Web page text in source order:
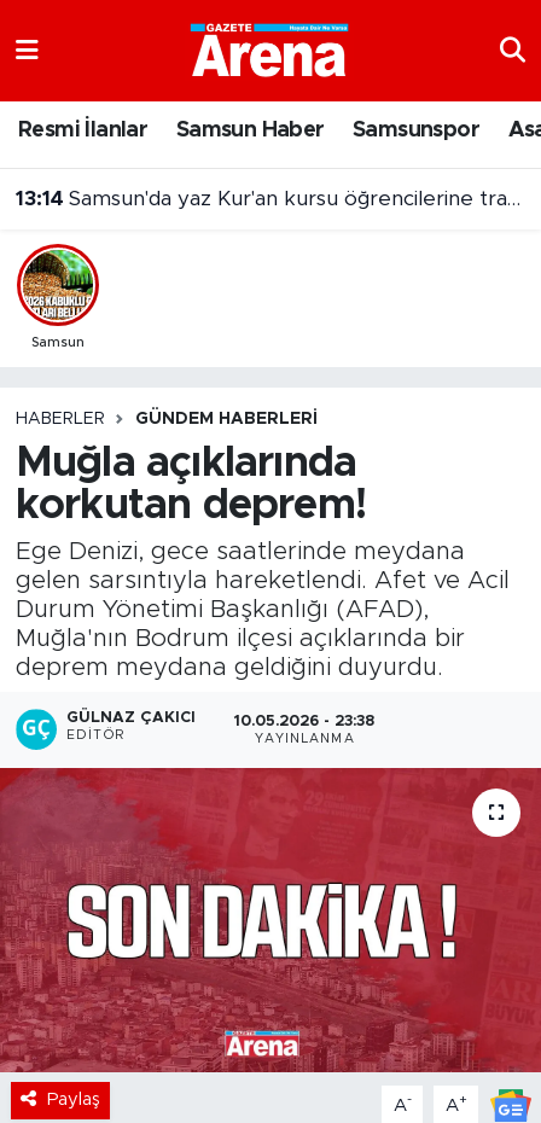
Resmi İlanlar Samsun Haber Samsunspor
13:14 Samsun'da yaz Kur'an kursu öğrencilerine trafik eğitimi
Samsun
HABERLER GÜNDEM HABERLERI
Muğla açıklarında
korkutan deprem!
Ege Denizi, gece saatlerinde meydana
gelen sarsıntıyla hareketlendi. Afet ve Acil
Durum Yönetimi Başkanlığı (AFAD),
Muğla'nın Bodrum ilçesi açıklarında bir
deprem meydana geldiğini duyurdu.
GÜLNAZ ÇAKICI
EDITÖR
10.05.2026 - 23:38
YAYINLANMA
Paylaş A- A+
Samsun Namaz Vakitleri
Trafik Durumu
Süper Lig Puan Durumu ve Fikstür
Son Dakika Haberleri
Haber Arşivi